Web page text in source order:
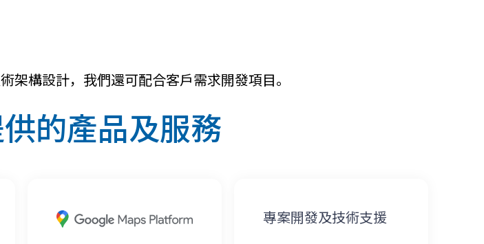
架構設計，我們還可配合客戶需求開發項目。
的產品及服務
專案開發及技術支援